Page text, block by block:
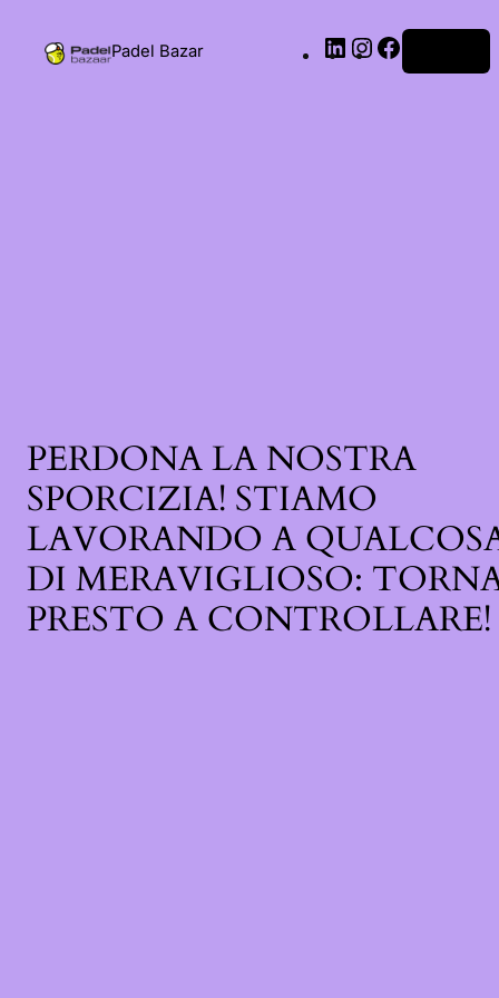
Padel Bazar
PERDONA LA NOSTRA
SPORCIZIA! STIAMO
LAVORANDO A
DI MERAVIGLIOSO:
PRESTO A CONTROLLARE!